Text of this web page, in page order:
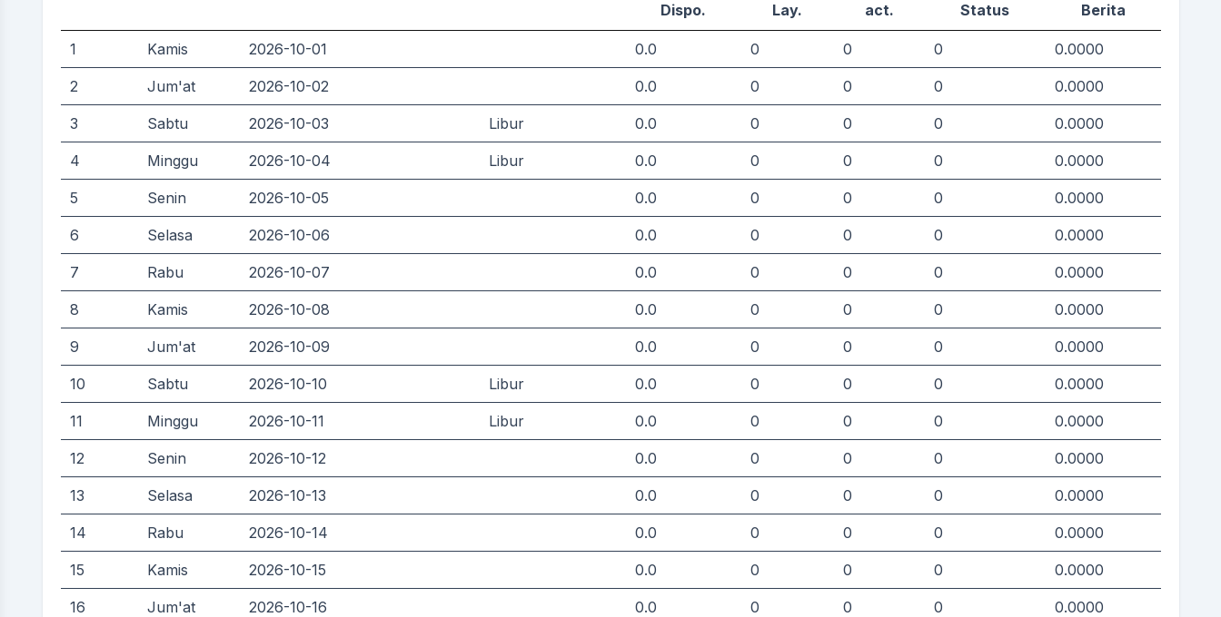
Dispo. Lay. act. Status Berita
1 Kamis 2026-10-01 0.0 0 0 0 0.0000
2 Jum'at 2026-10-02 0.0 0 0 0 0.0000
3 Sabtu 2026-10-03 Libur 0.0 0 0 0 0.0000
4 Minggu 2026-10-04 Libur 0.0 0 0 0 0.0000
5 Senin 2026-10-05 0.0 0 0 0 0.0000
6 Selasa 2026-10-06 0.0 0 0 0 0.0000
7 Rabu 2026-10-07 0.0 0 0 0 0.0000
8 Kamis 2026-10-08 0.0 0 0 0 0.0000
9 Jum'at 2026-10-09 0.0 0 0 0 0.0000
10 Sabtu 2026-10-10 Libur 0.0 0 0 0 0.0000
11 Minggu 2026-10-11 Libur 0.0 0 0 0 0.0000
12 Senin 2026-10-12 0.0 0 0 0 0.0000
13 Selasa 2026-10-13 0.0 0 0 0 0.0000
14 Rabu 2026-10-14 0.0 0 0 0 0.0000
15 Kamis 2026-10-15 0.0 0 0 0 0.0000
16 Jum'at 2026-10-16 0.0 0 0 0 0.0000